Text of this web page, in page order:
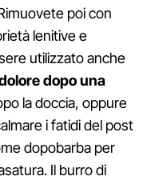
poi con
lenitive e
utilizzato anche
dopo una
la doccia, oppure
i fatidi del post
dopobarba per
Il burro di